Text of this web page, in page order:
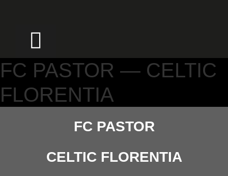
FC PASTOR — CELTIC
FLORENTIA
FC PASTOR
CELTIC FLORENTIA